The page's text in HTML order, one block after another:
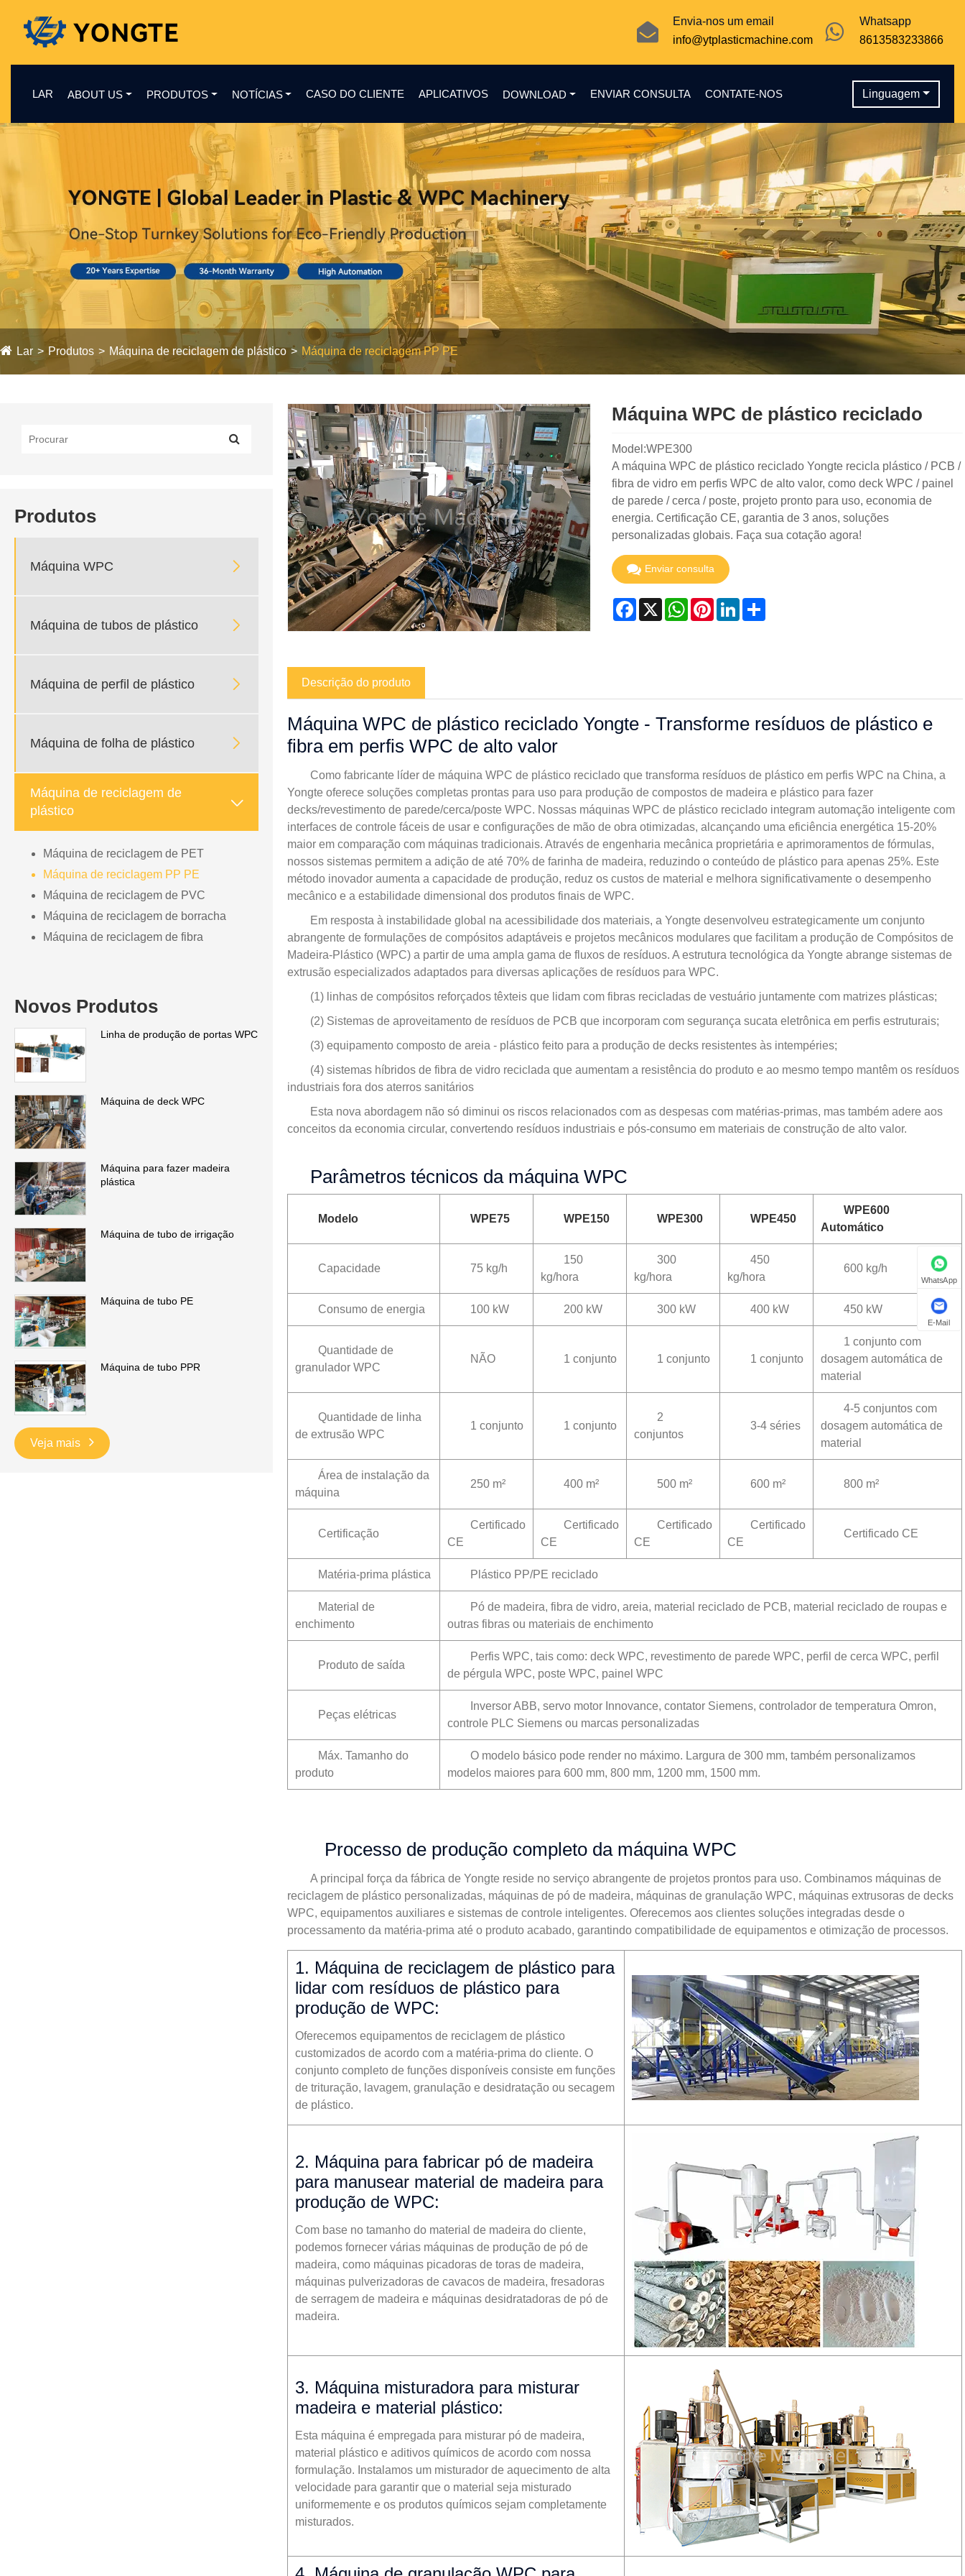
Whatsapp
8613583233866
Envia-nos um email
info@ytplasticmachine.com
LAR ABOUT US PRODUTOS NOTÍCIAS CASO DO CLIENTE APLICATIVOS DOWNLOAD ENVIAR CONSULTA CONTATE-NOS Linguagem
Lar Produtos Máquina de reciclagem de plástico Máquina de reciclagem PP PE
Produtos
Máquina WPC 
Máquina de tubos de plástico 
Máquina de perfil de plástico 
Máquina de folha de plástico 
Máquina de reciclagem de
plástico

Máquina de reciclagem de PET
Máquina de reciclagem PP PE
Máquina de reciclagem de PVC
Máquina de reciclagem de borracha
Máquina de reciclagem de fibra
Novos Produtos
Linha de produção de portas WPC
Máquina de deck WPC
Máquina para fazer madeira
plástica
Máquina de tubo de irrigação
Máquina de tubo PE
Máquina de tubo PPR
Veja mais
Máquina WPC de plástico reciclado
Model:WPE300
A máquina WPC de plástico reciclado Yongte recicla plástico / PCB /
fibra de vidro em perfis WPC de alto valor, como deck WPC / painel
de parede / cerca / poste, projeto pronto para uso, economia de
energia. Certificação CE, garantia de 3 anos, soluções
personalizadas globais. Faça sua cotação agora!
Enviar consulta
Facebook
X WhatsApp
PinterestLinkedInShare
Descrição do produto
Máquina WPC de plástico reciclado Yongte - Transforme resíduos de plástico e
fibra em perfis WPC de alto valor
Como fabricante líder de máquina WPC de plástico reciclado que transforma resíduos de plástico em perfis WPC na China, a
Yongte oferece soluções completas prontas para uso para produção de compostos de madeira e plástico para fazer
decks/revestimento de parede/cerca/poste WPC. Nossas máquinas WPC de plástico reciclado integram automação inteligente com
interfaces de controle fáceis de usar e configurações de mão de obra otimizadas, alcançando uma eficiência energética 15-20%
maior em comparação com máquinas tradicionais. Através de engenharia mecânica proprietária e aprimoramentos de fórmulas,
nossos sistemas permitem a adição de até 70% de farinha de madeira, reduzindo o conteúdo de plástico para apenas 25%. Este
método inovador aumenta a capacidade de produção, reduz os custos de material e melhora significativamente o desempenho
mecânico e a estabilidade dimensional dos produtos finais de WPC.
Em resposta à instabilidade global na acessibilidade dos materiais, a Yongte desenvolveu estrategicamente um conjunto
abrangente de formulações de compósitos adaptáveis ​​e projetos mecânicos modulares que facilitam a produção de Compósitos de
Madeira-Plástico (WPC) a partir de uma ampla gama de fluxos de resíduos. A estrutura tecnológica da Yongte abrange sistemas de
extrusão especializados adaptados para diversas aplicações de resíduos para WPC.
(1) linhas de compósitos reforçados têxteis que lidam com fibras recicladas de vestuário juntamente com matrizes plásticas;
(2) Sistemas de aproveitamento de resíduos de PCB que incorporam com segurança sucata eletrônica em perfis estruturais;
(3) equipamento composto de areia - plástico feito para a produção de decks resistentes às intempéries;
(4) sistemas híbridos de fibra de vidro reciclada que aumentam a resistência do produto e ao mesmo tempo mantêm os resíduos
industriais fora dos aterros sanitários
Esta nova abordagem não só diminui os riscos relacionados com as despesas com matérias-primas, mas também adere aos
conceitos da economia circular, convertendo resíduos industriais e pós-consumo em materiais de construção de alto valor.
Parâmetros técnicos da máquina WPC
Modelo WPE75 WPE150 WPE300 WPE450
WPE600
Automático
Capacidade 75 kg/h
150
kg/hora
300
kg/hora
450
kg/hora
600 kg/h
Consumo de energia 100 kW 200 kW 300 kW 400 kW 450 kW
Quantidade de
granulador WPC
NÃO 1 conjunto 1 conjunto 1 conjunto
1 conjunto com
dosagem automática de
material
Quantidade de linha
de extrusão WPC
1 conjunto 1 conjunto
2
conjuntos
3-4 séries
4-5 conjuntos com
dosagem automática de
material
Área de instalação da
máquina
250 m² 400 m² 500 m² 600 m² 800 m²
Certificação
Certificado
CE
Certificado
CE
Certificado
CE
Certificado
CE
Certificado CE
Matéria-prima plástica Plástico PP/PE reciclado
Material de
enchimento
Pó de madeira, fibra de vidro, areia, material reciclado de PCB, material reciclado de roupas e
outras fibras ou materiais de enchimento
Produto de saída
Perfis WPC, tais como: deck WPC, revestimento de parede WPC, perfil de cerca WPC, perfil
de pérgula WPC, poste WPC, painel WPC
Peças elétricas
Inversor ABB, servo motor Innovance, contator Siemens, controlador de temperatura Omron,
controle PLC Siemens ou marcas personalizadas
Máx. Tamanho do
produto
O modelo básico pode render no máximo. Largura de 300 mm, também personalizamos
modelos maiores para 600 mm, 800 mm, 1200 mm, 1500 mm.
Processo de produção completo da máquina WPC
A principal força da fábrica de Yongte reside no serviço abrangente de projetos prontos para uso. Combinamos máquinas de
reciclagem de plástico personalizadas, máquinas de pó de madeira, máquinas de granulação WPC, máquinas extrusoras de decks
WPC, equipamentos auxiliares e sistemas de controle inteligentes. Oferecemos aos clientes soluções integradas desde o
processamento da matéria-prima até o produto acabado, garantindo compatibilidade de equipamentos e otimização de processos.
1. Máquina de reciclagem de plástico para
lidar com resíduos de plástico para
produção de WPC:
Oferecemos equipamentos de reciclagem de plástico
customizados de acordo com a matéria-prima do cliente. O
conjunto completo de funções disponíveis consiste em funções
de trituração, lavagem, granulação e desidratação ou secagem
de plástico.
2. Máquina para fabricar pó de madeira
para manusear material de madeira para
produção de WPC:
Com base no tamanho do material de madeira do cliente,
podemos fornecer várias máquinas de produção de pó de
madeira, como máquinas picadoras de toras de madeira,
máquinas pulverizadoras de cavacos de madeira, fresadoras
de serragem de madeira e máquinas desidratadoras de pó de
madeira.
3. Máquina misturadora para misturar
madeira e material plástico:
Esta máquina é empregada para misturar pó de madeira,
material plástico e aditivos químicos de acordo com nossa
formulação. Instalamos um misturador de aquecimento de alta
velocidade para garantir que o material seja misturado
uniformemente e os produtos químicos sejam completamente
misturados.
WhatsApp
E-Mail